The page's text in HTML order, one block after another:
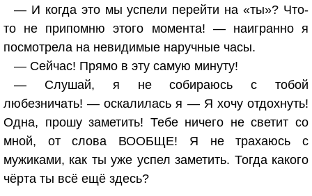
— И когда это мы успели перейти на «ты»? Что-
то не припомню этого момента! — наигранно я
посмотрела на невидимые наручные часы.
— Сейчас! Прямо в эту самую минуту!
— Слушай, я не собираюсь с тобой
любезничать! — оскалилась я — Я хочу отдохнуть!
Одна, прошу заметить! Тебе ничего не светит со
мной, от слова ВООБЩЕ! Я не трахаюсь с
мужиками, как ты уже успел заметить. Тогда какого
чёрта ты всё ещё здесь?